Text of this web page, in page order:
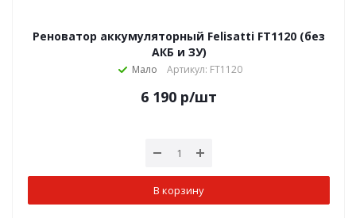
Реноватор аккумуляторный Felisatti FT1120 (без
АКБ и ЗУ)
Мало Артикул: FT1120
6 190 р/шт
В корзину